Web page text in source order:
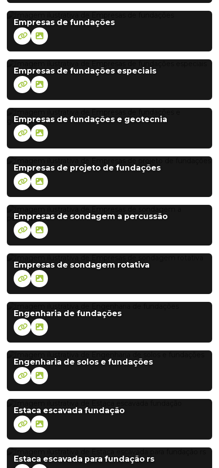
Empresas de fundações
Empresas de fundações especiais
Empresas de fundações e geotecnia
Empresas de projeto de fundações
Empresas de sondagem a percussão
Empresas de sondagem rotativa
Engenharia de fundações
Engenharia de solos e fundações
Estaca escavada fundação
Estaca escavada para fundação rs